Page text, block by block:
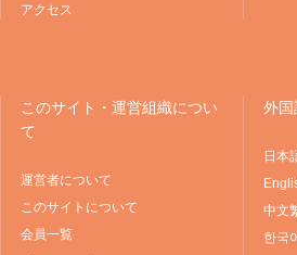
アクセス
このサイト・運営組織につい
て
運営者について
このサイトについて
会員一覧
外国
日本
中文
한국